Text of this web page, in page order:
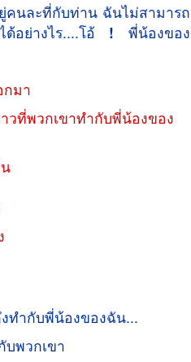
นละที่กับท่าน ฉันไม่สามารถ
อย่างไร....โอ้ ! พี่น้องของ
กมา
ที่พวกเขาทำกับพี่น้องของ
ทำกับพี่น้องของฉัน...
พวกเขา